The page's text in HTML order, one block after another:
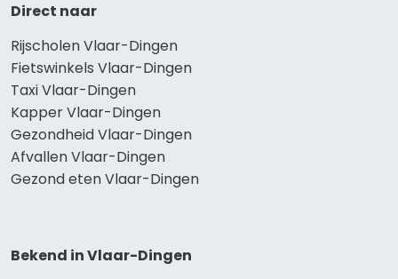
Direct naar
Rijscholen Vlaar-Dingen
Fietswinkels Vlaar-Dingen
Taxi Vlaar-Dingen
Kapper Vlaar-Dingen
Gezondheid Vlaar-Dingen
Afvallen Vlaar-Dingen
Gezond eten Vlaar-Dingen
Bekend in Vlaar-Dingen